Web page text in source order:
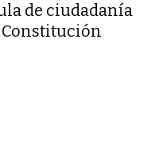
de ciudadanía
Constitución